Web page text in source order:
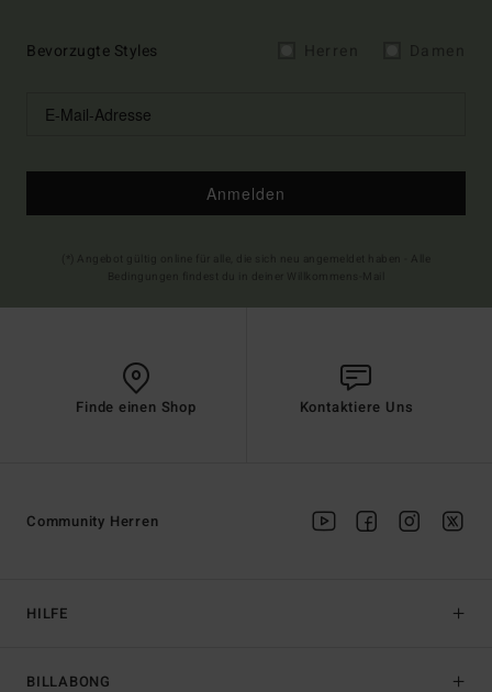
Bevorzugte Styles
Anmelden
Finde einen Shop Kontaktiere Uns
HILFE
BILLABONG
Community Herren